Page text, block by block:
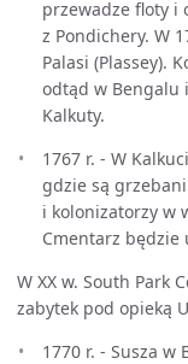
przewadze floty i
z Pondichery. W
Palasi (Plassey).
odtąd w Bengalu
Kalkuty.
1767 r. - W
gdzie są
i kolonizatorzy w
Cmentarz będzie
W XX w. South Park
zabytek pod opieką
1770 r. - Susza